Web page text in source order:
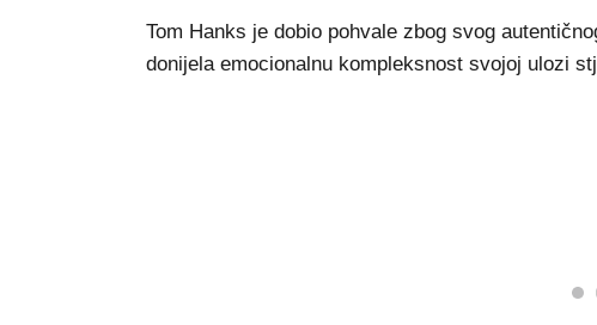
Tom Hanks je dobio pohvale zbog svog
donijela emocionalnu kompleksnost svojoj ulozi